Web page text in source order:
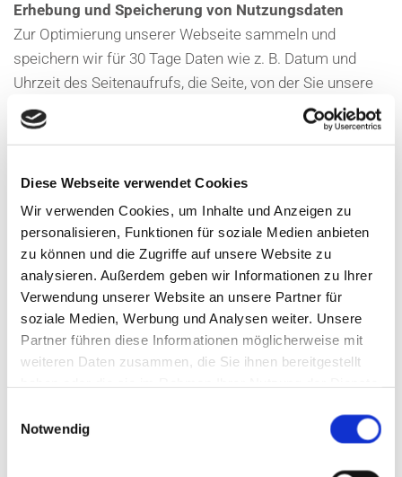
Diese Webseite verwendet Cookies
Wir verwenden Cookies, um Inhalte und Anzeigen zu
personalisieren, Funktionen für soziale Medien anbieten
zu können und die Zugriffe auf unsere Website zu
analysieren. Außerdem geben wir Informationen zu Ihrer
Verwendung unserer Website an unsere Partner für
soziale Medien, Werbung und Analysen weiter. Unsere
Partner führen diese Informationen möglicherweise mit
weiteren Daten zusammen, die Sie ihnen bereitgestellt
Notwendig
Erhebung und Speicherung von Nutzungsdaten
Zur Optimierung unserer Webseite sammeln und
speichern wir für 30 Tage Daten wie z. B. Datum und
Uhrzeit des Seitenaufrufs, die Seite, von der Sie unsere
Seite aufgerufen haben und ähnliches, sofern Sie dieser
Datenerhebung und -speicherung nicht widersprechen.
Dies erfolgt anonymisiert, ohne den Benutzer der Seite
persönlich zu identifizieren. Ggf. werden Nutzerprofile
mittels eines Pseudonyms erstellt. Auch hierbei erfolgt
keine Verbindung zwischen der hinter dem Pseudonym
stehenden natürlichen Personen mit den erhobenen
Nutzungsdaten. Zur Erhebung und Speicherung der
Nutzungsdaten setzen wir auch Cookies ein.
Dabei handelt es sich um kleine Textdateien, die auf
Speicherung von statistischen Information wie
Betriebssystem, Ihrem Internetbenutzungsprogramm
(Browser), IP-Adresse, der zuvor aufgerufene Webseite